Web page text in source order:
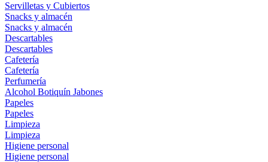
Servilletas y Cubiertos
Snacks y almacén
Snacks y almacén
Descartables
Descartables
Cafetería
Cafetería
Perfumería
Alcohol Botiquín Jabones
Papeles
Papeles
Limpieza
Limpieza
Higiene personal
Higiene personal